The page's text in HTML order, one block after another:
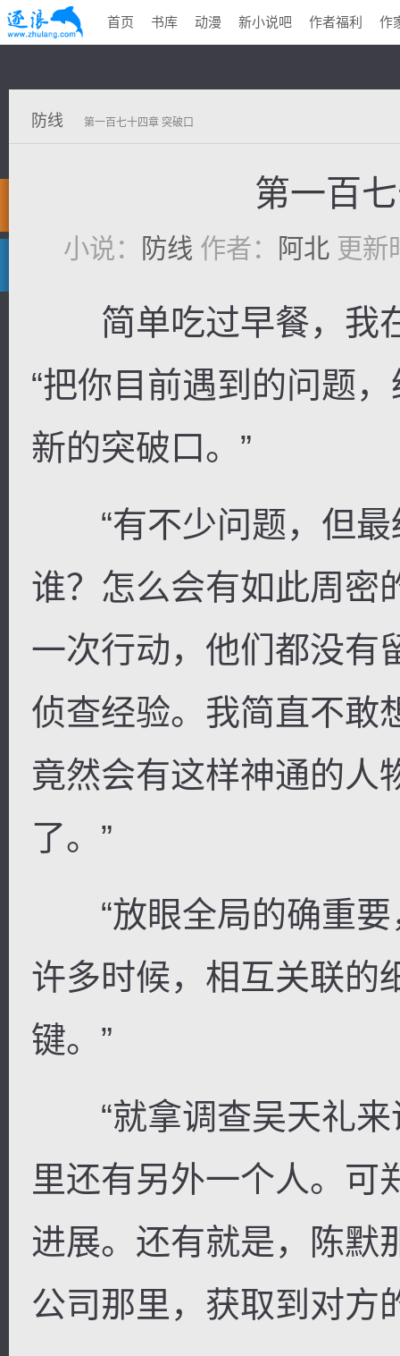
首页 书库 动漫 新小说吧 作者福利 作
防线 第一百七十四章 突破口
第一百
小说： 防线 作者： 阿北 更新
简单吃过早餐，我
“把你目前遇到的问题
新的突破口。”
“有不少问题，但最
谁？怎么会有如此周密
一次行动，他们都没有
侦查经验。我简直不敢
竟然会有这样神通的人
了。”
“放眼全局的确重要
许多时候，相互关联的
键。”
“就拿调查吴天礼来
里还有另外一个人。可
进展。还有就是，陈默
公司那里，获取到对